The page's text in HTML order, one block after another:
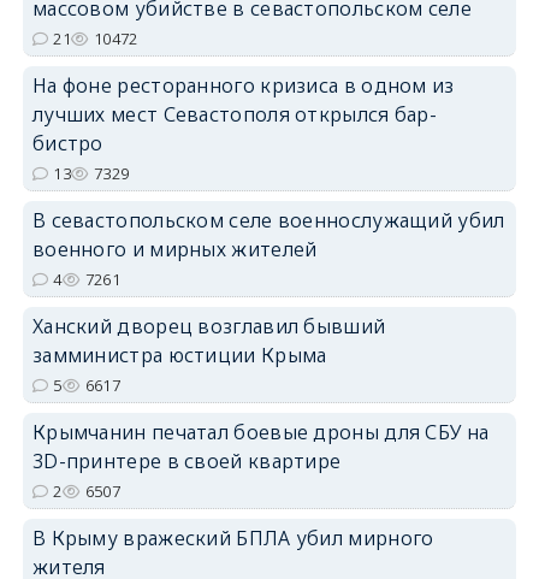
erid: 2SDnjdPjgYS
массовом убийстве в севастопольском селе
21 10472
На фоне ресторанного кризиса в одном из
лучших мест Севастополя открылся бар-
бистро
13 7329
В севастопольском селе военнослужащий убил
военного и мирных жителей
4 7261
Ханский дворец возглавил бывший
замминистра юстиции Крыма
5 6617
Крымчанин печатал боевые дроны для СБУ на
3D-принтере в своей квартире
2 6507
В Крыму вражеский БПЛА убил мирного
жителя